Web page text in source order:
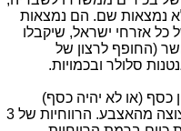
נמצאות שם. הם נמצאות
כל אזרחי ישראל, שיקבלו
(החופף לרצון של
סלולר ובכמויות.
כסף (או לא יהיה כסף)
לבנות רשת LTE חדשה היא פשוט מצוצה מהאצבע. הרווחיות של 3